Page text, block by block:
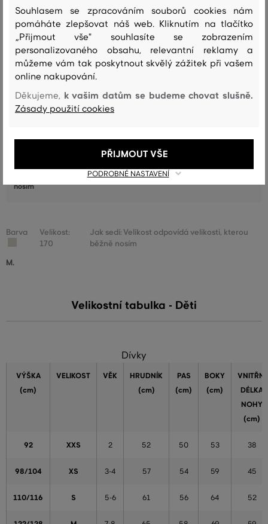
Recenze
JAK SEDĚLA VYBRANÁ VELIKOST NAŠIM ZÁKAZNÍKŮM
Velikost je o hodně menší, než
nosím
Velikost je o něco menší, než nosím
Velikost je o něco větší, než nosím
Velikost je o hodně větší, než
nosím
Barva
Velikost:
170
Jak sedí: Velikost odpovídá velikosti, kterou
běžně nosím
M.
Velikostní tabulka - Děti
Dívky
VÝŠKA
(cm)
VELIKOST VĚK
HRUDNÍK
(cm)
PAS
(cm)
BOKY
(cm)
VNITŘNÍ
DÉLKA
NOHY
(cm)
92 XXS 2 52 50 53 38
98/104 XS 3-4 57 54 59 45
110/116 S 5-6 61 56 64 52
Souhlasem se zpracováním souborů cookies nám
pomáháte zlepšovat náš web. Kliknutím na tlačítko
„Přijmout vše" souhlasíte se zobrazením
personalizovaného obsahu, relevantní reklamy a
můžeme vám tak poskytnout skvělý zážitek při vašem
online nakupování.
Děkujeme, k vašim datům se budeme chovat slušně.
Zásady použití cookies
PODROBNÉ NASTAVENÍ
PŘIJMOUT VŠE